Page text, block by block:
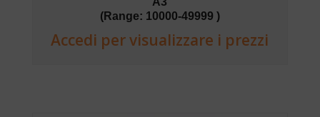
(Range: 10000-49999 )
Accedi per visualizzare i prezzi